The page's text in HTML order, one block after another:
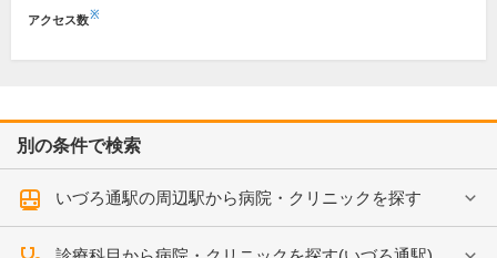
アクセス数※
別の条件で検索
いづろ通駅の周辺駅から病院・クリニックを探す